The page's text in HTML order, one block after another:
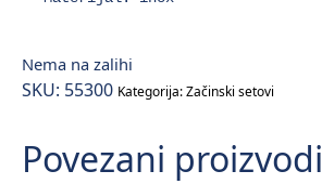
Nema na zalihi
SKU: 55300 Kategorija:Začinski setovi
Povezani proizvodi